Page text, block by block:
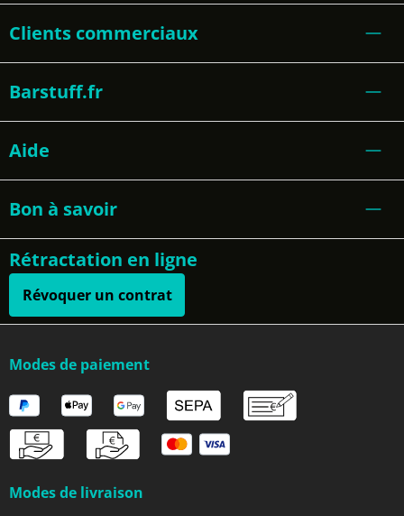
Clients commerciaux
Barstuff.fr
Aide
Bon à savoir
Rétractation en ligne
Révoquer un contrat
Modes de paiement
Modes de livraison